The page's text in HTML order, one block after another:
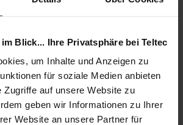
Blick... Ihre Privatsphäre bei Teltec
um Inhalte und Anzeigen zu
für soziale Medien anbieten
Zugriffe auf unsere Website zu
geben wir Informationen zu Ihrer
Website an unsere Partner für
& Produktsicherheit
Hersteller sind verfübar......mehr
Swit ansehen